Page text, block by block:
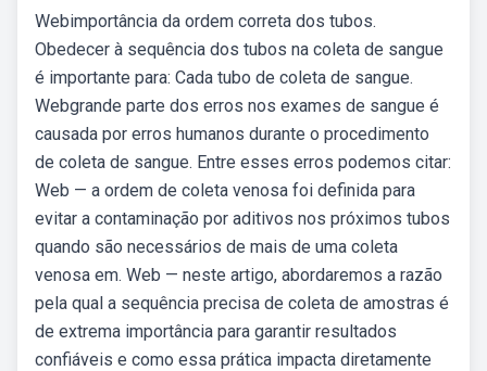
Webimportância da ordem correta dos tubos.
Obedecer à sequência dos tubos na coleta de sangue
é importante para: Cada tubo de coleta de sangue.
Webgrande parte dos erros nos exames de sangue é
causada por erros humanos durante o procedimento
de coleta de sangue. Entre esses erros podemos citar:
Web — a ordem de coleta venosa foi definida para
evitar a contaminação por aditivos nos próximos tubos
quando são necessários de mais de uma coleta
venosa em. Web — neste artigo, abordaremos a razão
pela qual a sequência precisa de coleta de amostras é
de extrema importância para garantir resultados
confiáveis e como essa prática impacta diretamente